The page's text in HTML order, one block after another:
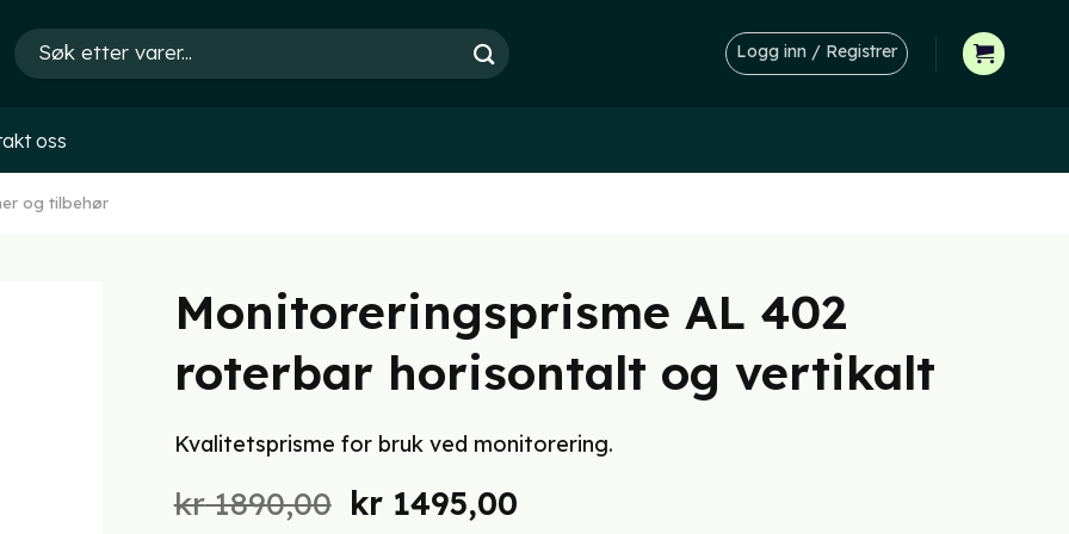
Søk
etter:
Logg inn / Registrer
oss
og tilbehør
Monitoreringsprisme AL 402
roterbar horisontalt og vertikalt
Kvalitetsprisme for bruk ved monitorering.
kr1890,00 Opprinnelig
kr1495,00Nåværende